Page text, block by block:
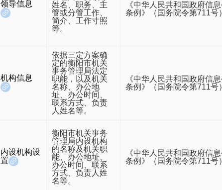
领导信息
姓名、职务、主
管或分管工作、
简介、工作寸照
等。
《中华人民共和国政府信
条例》（国务院令第711号）
机构信息
依据三定方案确
定的衡阳市机关
事务管理局法定
职能，以及机关
名称、办公地
址、办公时间、
联系方式、负责
人姓名等。
《中华人民共和国政府信
条例》（国务院令第711号）
内设机构设
置
衡阳市机关事务
管理局内设机构
的名称及机关职
能、办公地址、
办公时间、联系
方式、负责人姓
名等。
《中华人民共和国政府信
条例》（国务院令第711号）